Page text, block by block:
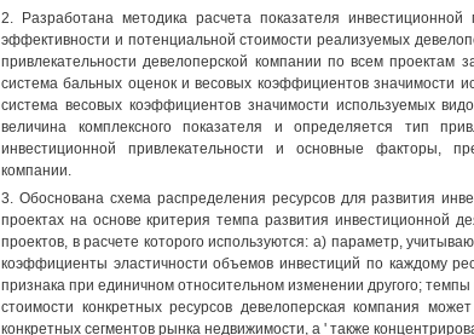
2. Разработана методика расчета показателя
эффективности и потенциальной стоимости реализуемых
привлекательности девелоперской компании по всем
система бальных оценок и весовых коэффициентов значимости
система весовых коэффициентов значимости используемых
величина комплексного показателя и определяется тип
инвестиционной привлекательности и основные факторы,
компании.
3. Обоснована схема распределения ресурсов для развития
проектах на основе критерия темпа развития инвестиционной
проектов, в расчете которого используются: а) параметр,
коэффициенты эластичности объемов инвестиций по каждому
признака при единичном относительном изменении другого;
стоимости конкретных ресурсов девелоперская компания
конкретных сегментов рынка недвижимости, а ' также